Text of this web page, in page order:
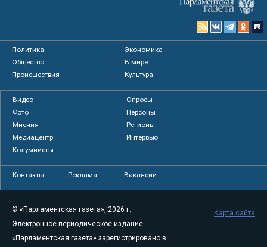
Политика
Экономика
Общество
В мире
Происшествия
Культура
Видео
Опросы
Фото
Персоны
Мнения
Регионы
Медиацентр
Интервью
Колумнисты
Контакты Реклама Вакансии
© «Парламентская газета», 2026 г.
Электронное периодическое издание
«Парламентская газета» зарегистрировано в
Карта сайта